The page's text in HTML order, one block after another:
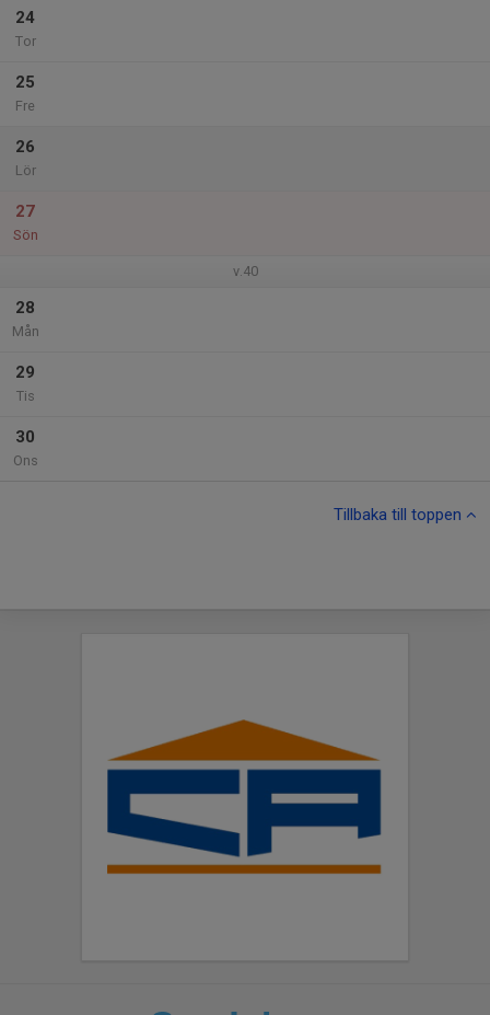
24
Tor
25
Fre
26
Lör
27
Sön
v.40
28
Mån
29
Tis
30
Ons
Tillbaka till toppen